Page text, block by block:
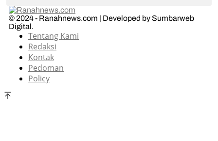
© 2024 - Ranahnews.com | Developed by Sumbarweb
Digital.
Tentang Kami
Redaksi
Kontak
Pedoman
Policy